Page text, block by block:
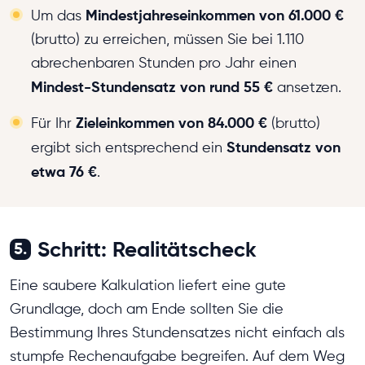
Um das Mindestjahreseinkommen von 61.000 €
(brutto) zu erreichen, müssen Sie bei 1.110
abrechenbaren Stunden pro Jahr einen
Mindest-Stundensatz von rund 55 € ansetzen.
Für Ihr Zieleinkommen von 84.000 € (brutto)
ergibt sich entsprechend ein Stundensatz von
etwa 76 €.
5. Schritt: Realitätscheck
Eine saubere Kalkulation liefert eine gute
Grundlage, doch am Ende sollten Sie die
Bestimmung Ihres Stundensatzes nicht einfach als
stumpfe Rechenaufgabe begreifen. Auf dem Weg